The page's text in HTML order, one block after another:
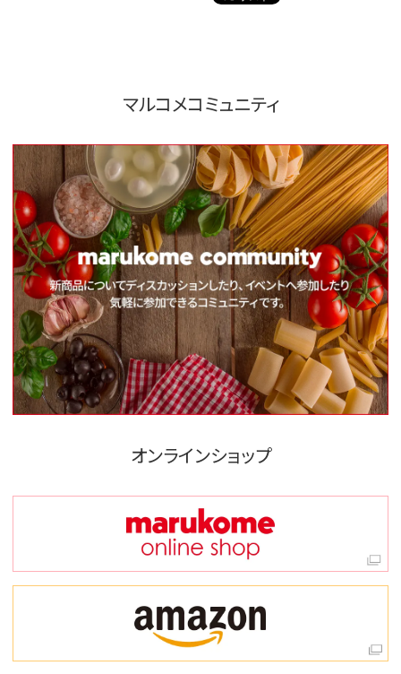
マルコメコミュニティ
オンラインショップ